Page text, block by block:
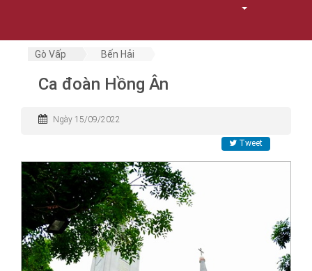
Gò Vấp Bến Hải
Ca đoàn Hồng Ân
Ngày 15/09/2022
Tweet